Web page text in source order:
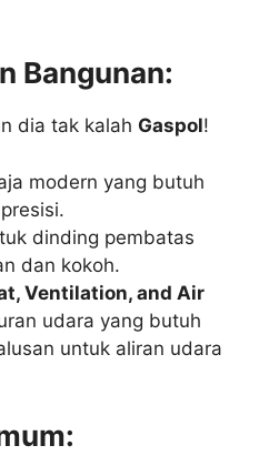
Bangunan:
dia tak kalah Gaspol!
modern yang butuh
dinding pembatas
dan kokoh.
Ventilation, and Air
udara yang butuh
untuk aliran udara